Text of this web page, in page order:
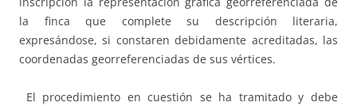
la finca que complete su descripción literaria,
expresándose, si constaren debidamente acreditadas, las
coordenadas georreferenciadas de sus vértices.
El procedimiento en cuestión se ha tramitado y debe